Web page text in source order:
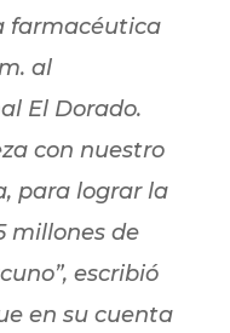
farmacéutica
al
El Dorado.
con nuestro
para lograr la
millones de
escribió
en su cuenta